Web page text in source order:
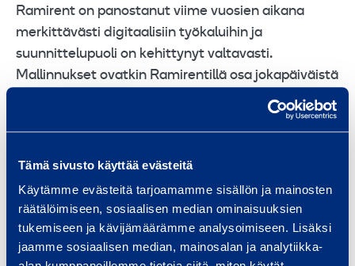
Tämä sivusto käyttää evästeitä
Käytämme evästeitä tarjoamamme sisällön ja mainosten
räätälöimiseen, sosiaalisen median ominaisuuksien
tukemiseen ja kävijämäärämme analysoimiseen. Lisäksi
jaamme sosiaalisen median, mainosalan ja analytiikka-
Ramirent on panostanut viime vuosien aikana
merkittävästi digitaalisiin työkaluihin ja
suunnittelupuoli on kehittynyt valtavasti.
Mallinnukset ovatkin Ramirentillä osa jokapäiväistä
suunnittelutyötä. Tavoitteenamme on parantaa
omaa toimintaa ja sitä kautta palvella asiakasta
ei ainoastaan visuaalisuus vaan myös turvallisuus,
aikataulut, kustannukset ja laatu pysyvät
paremmin hallinnassa. Aikataulutuksien osalta
kehitetään myös 4D- ja kustannuksien osalta 5D-
toimintaa. Uskomme, että nämä ovat niitä